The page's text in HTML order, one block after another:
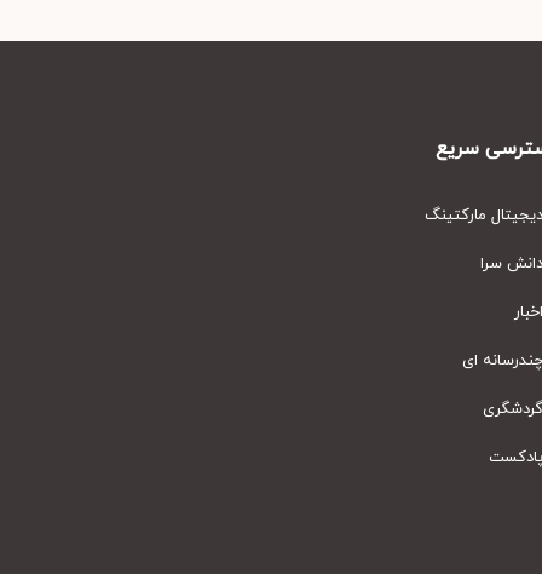
سریع
مارکتینگ
سرا
ای